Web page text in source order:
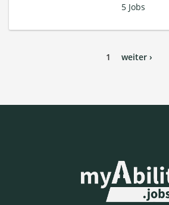
5 Jobs
1 weiter ›